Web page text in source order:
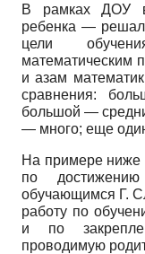
В рамках ДОУ
ребенка —
цели
математическим
и азам
сравнения:
большой —
— много; еще
На примере ниже
по
обучающимся Г.
работу по
и по
проводимую